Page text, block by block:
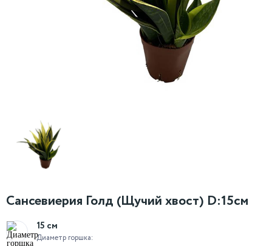
Сансевиерия Голд (Щучий хвост) D:15см
Диаметр горшка:
15 см